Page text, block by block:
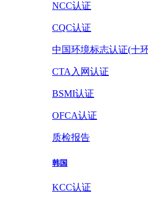
NCC认证
CQC认证
中国环境标志认证(十
CTA入网认证
BSMI认证
OFCA认证
质检报告
韩国
KCC认证